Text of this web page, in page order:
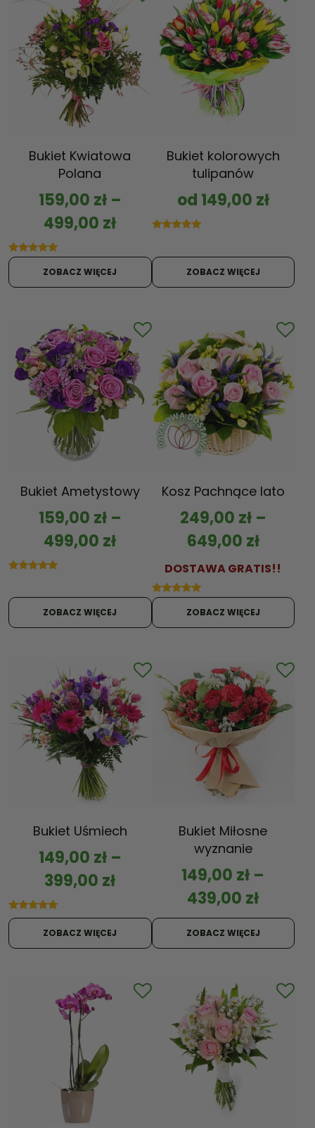
Bukiet Kwiatowa
Polana
159,00 zł–
499,00 zł
ZOBACZ WIĘCEJ
Bukiet kolorowych
tulipanów
od 149,00 zł
na 5
ZOBACZ WIĘCEJ
Bukiet Ametystowy
159,00 zł–
499,00 zł
na 5
ZOBACZ WIĘCEJ
Kosz Pachnące lato
249,00 zł–
649,00 zł
DOSTAWA GRATIS!!
ZOBACZ WIĘCEJ
Bukiet Uśmiech
149,00 zł–
399,00 zł
Oceniono
ZOBACZ WIĘCEJ
Bukiet Miłosne
wyznanie
149,00 zł –
439,00 zł
ZOBACZ WIĘCEJ